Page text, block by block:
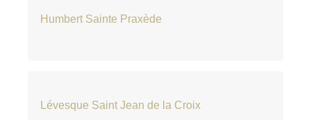
Humbert Sainte Praxède
Lévesque Saint Jean de la Croix